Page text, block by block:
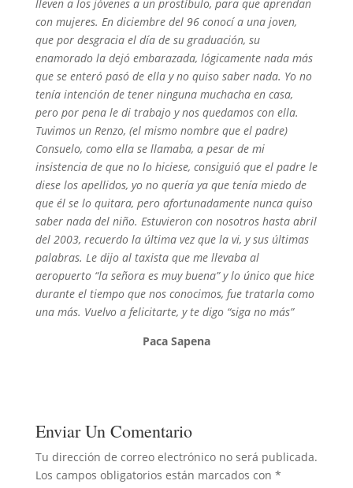
lleven a los jóvenes a un prostíbulo, para que aprendan
con mujeres. En diciembre del 96 conocí a una joven,
que por desgracia el día de su graduación, su
enamorado la dejó embarazada, lógicamente nada más
que se enteró pasó de ella y no quiso saber nada. Yo no
tenía intención de tener ninguna muchacha en casa,
pero por pena le di trabajo y nos quedamos con ella.
Tuvimos un Renzo, (el mismo nombre que el padre)
Consuelo, como ella se llamaba, a pesar de mi
insistencia de que no lo hiciese, consiguió que el padre le
diese los apellidos, yo no quería ya que tenía miedo de
que él se lo quitara, pero afortunadamente nunca quiso
saber nada del niño. Estuvieron con nosotros hasta abril
del 2003, recuerdo la última vez que la vi, y sus últimas
palabras. Le dijo al taxista que me llevaba al
aeropuerto “la señora es muy buena” y lo único que hice
durante el tiempo que nos conocimos, fue tratarla como
una más. Vuelvo a felicitarte, y te digo “siga no más”
Paca Sapena
Enviar Un Comentario
Tu dirección de correo electrónico no será publicada.
Los campos obligatorios están marcados con *